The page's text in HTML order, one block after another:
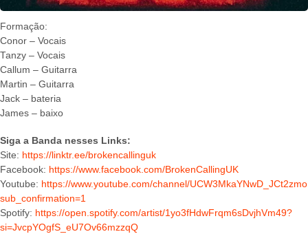
Formação:
Conor – Vocais
Tanzy – Vocais
Callum – Guitarra
Martin – Guitarra
Jack – bateria
James – baixo
Siga a Banda nesses Links:
Site: https://linktr.ee/brokencallinguk
Facebook: https://www.facebook.com/BrokenCallingUK
Youtube: https://www.youtube.com/channel/
sub_confirmation=1
Spotify: https://open.spotify.com/artist/1yo3fHdwFrqm6sDvjhVm49?
si=JvcpYOgfS_eU7Ov66mzzqQ